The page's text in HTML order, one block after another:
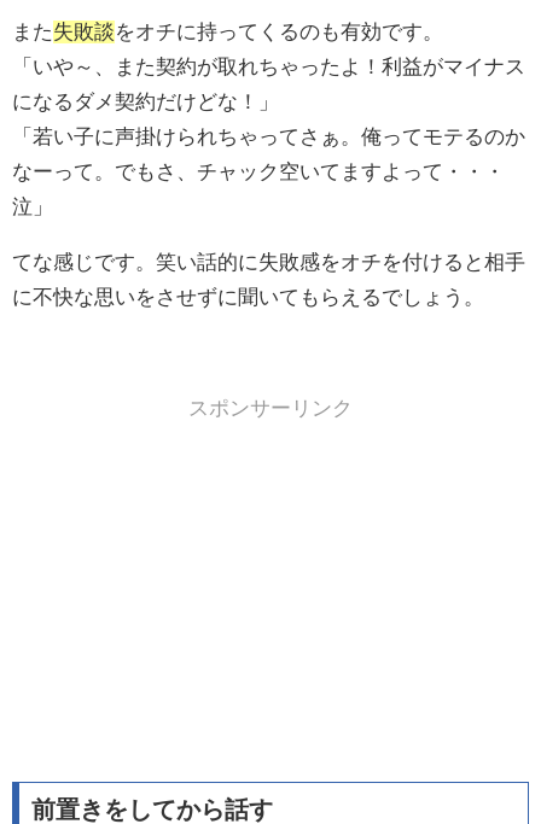
また失敗談をオチに持ってくるのも有効です。
「いや～、また契約が取れちゃったよ！利益がマイナス
になるダメ契約だけどな！」
「若い子に声掛けられちゃってさぁ。俺ってモテるのか
なーって。でもさ、チャック空いてますよって・・・
泣」
てな感じです。笑い話的に失敗感をオチを付けると相手
に不快な思いをさせずに聞いてもらえるでしょう。
スポンサーリンク
前置きをしてから話す